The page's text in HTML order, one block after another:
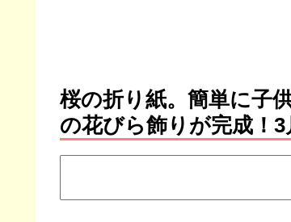
桜の折り紙。簡単に子
の花びら飾りが完成！